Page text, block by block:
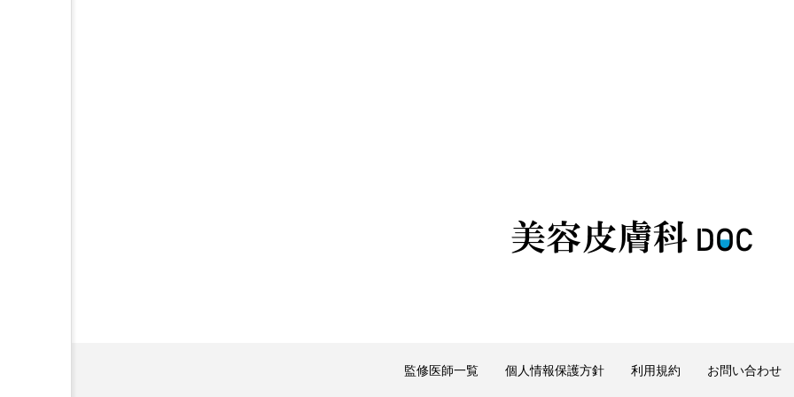
監修医師一覧 個人情報保護方針 利用規約 お問い合わせ